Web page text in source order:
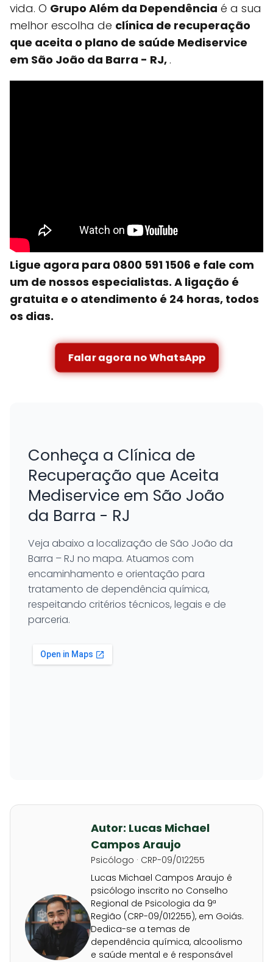
vida. O Grupo Além da Dependência é a sua
melhor escolha de clínica de recuperação
que aceita o plano de saúde Mediservice
em São João da Barra - RJ,.
Ligue agora para 0800 591 1506 e fale com
um de nossos especialistas. A ligação é
gratuita e o atendimento é 24 horas, todos
os dias.
Falar agora no WhatsApp
Conheça a Clínica de
Recuperação que Aceita
Mediservice em São João
da Barra - RJ
Veja abaixo a localização de São João da
Barra – RJ no mapa. Atuamos com
encaminhamento e orientação para
tratamento de dependência química,
respeitando critérios técnicos, legais e de
parceria.
Autor: Lucas Michael
Campos Araujo
Psicólogo · CRP-09/012255
Lucas Michael Campos Araujo é
psicólogo inscrito no Conselho
Regional de Psicologia da 9ª
Região (CRP-09/012255), em Goiás.
Dedica-se a temas de
dependência química, alcoolismo
e saúde mental e é responsável